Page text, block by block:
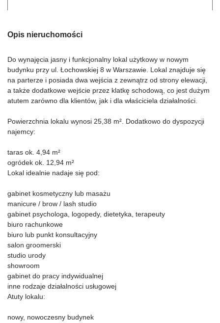
Opis nieruchomości
Do wynajęcia jasny i funkcjonalny lokal użytkowy w nowym
budynku przy ul. Łochowskiej 8 w Warszawie. Lokal znajduje się
na parterze i posiada dwa wejścia z zewnątrz od strony elewacji,
a także dodatkowe wejście przez klatkę schodową, co jest dużym
atutem zarówno dla klientów, jak i dla właściciela działalności.
Powierzchnia lokalu wynosi 25,38 m². Dodatkowo do dyspozycji
najemcy:
taras ok. 4,94 m²
ogródek ok. 12,94 m²
Lokal idealnie nadaje się pod:
gabinet kosmetyczny lub masażu
manicure / brow / lash studio
gabinet psychologa, logopedy, dietetyka, terapeuty
biuro rachunkowe
biuro lub punkt konsultacyjny
salon groomerski
studio urody
showroom
gabinet do pracy indywidualnej
inne rodzaje działalności usługowej
Atuty lokalu:
nowy, nowoczesny budynek